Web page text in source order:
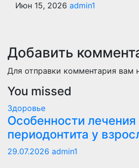
Июн 15, 2026 admin1
Добавить
Для отправки комментария вам
You missed
Здоровье
Особенности лечения
периодонтита у
29.07.2026 admin1